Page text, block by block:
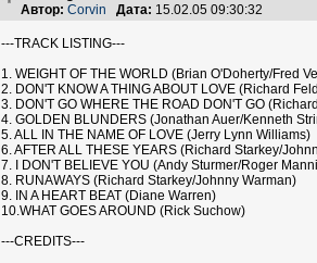
Автор: Corvin Дата: 15.02.05 09:30:32
---TRACK LISTING---
1. WEIGHT OF THE WORLD (Brian O'Doherty/Fred
2. DON'T KNOW A THING ABOUT LOVE (Richard
3. DON'T GO WHERE THE ROAD DON'T GO
4. GOLDEN BLUNDERS (Jonathan Auer/Kenneth
5. ALL IN THE NAME OF LOVE (Jerry Lynn Williams)
6. AFTER ALL THESE YEARS (Richard Starkey/
7. I DON'T BELIEVE YOU (Andy Sturmer/Roger
8. RUNAWAYS (Richard Starkey/Johnny Warman)
9. IN A HEART BEAT (Diane Warren)
10.WHAT GOES AROUND (Rick Suchow)
---CREDITS---